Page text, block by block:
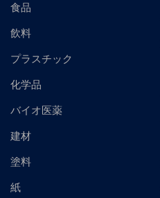
食品
飲料
プラスチック
化学品
バイオ医薬
建材
塗料
紙